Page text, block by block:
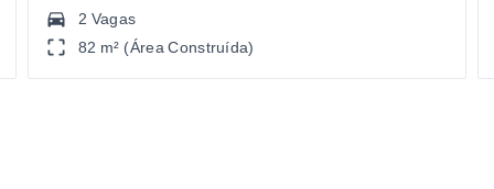
2 Vagas
82 m² (Área Construída)